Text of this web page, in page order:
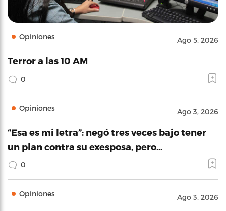
Opiniones Ago 5, 2026
Terror a las 10 AM
0
Opiniones Ago 3, 2026
“Esa es mi letra”: negó tres veces bajo tener
un plan contra su exesposa, pero…
0
Opiniones Ago 3, 2026